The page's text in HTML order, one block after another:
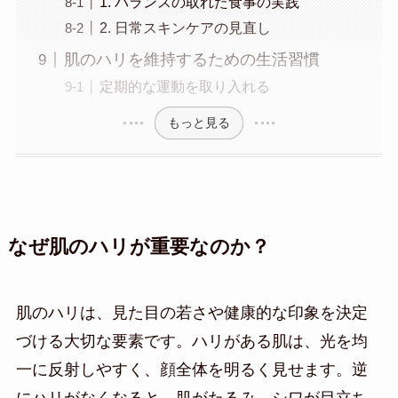
2. 日常スキンケアの見直し
肌のハリを維持するための生活習慣
定期的な運動を取り入れる
もっと見る
なぜ肌のハリが重要なのか？
肌のハリは、見た目の若さや健康的な印象を決定
づける大切な要素です。ハリがある肌は、光を均
一に反射しやすく、顔全体を明るく見せます。逆